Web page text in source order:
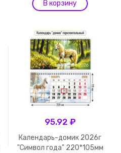
95.92 ₽
Календарь-домик 2026г
"Символ года" 220*105мм